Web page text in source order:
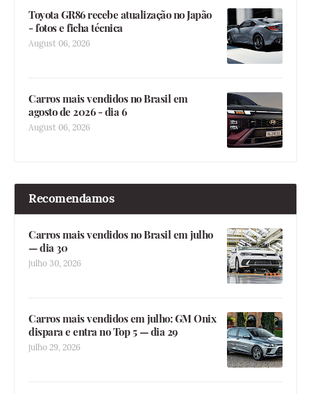
Toyota GR86 recebe atualização no Japão
- fotos e ficha técnica
August 06, 2026
Carros mais vendidos no Brasil em
agosto de 2026 - dia 6
August 06, 2026
Recomendamos
Carros mais vendidos no Brasil em julho
— dia 30
julho 30, 2026
Carros mais vendidos em julho: GM Onix
dispara e entra no Top 5 — dia 29
julho 29, 2026